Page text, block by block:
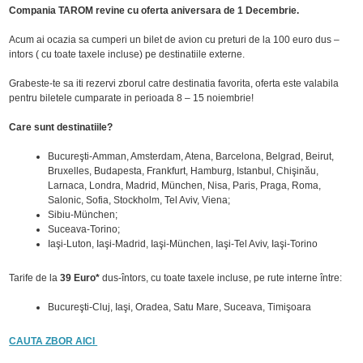
Compania TAROM revine cu oferta aniversara de 1 Decembrie.
Acum ai ocazia sa cumperi un bilet de avion cu preturi de la 100 euro dus –
intors ( cu toate taxele incluse) pe destinatiile externe.
Grabeste-te sa iti rezervi zborul catre destinatia favorita, oferta este valabila
pentru biletele cumparate in perioada 8 – 15 noiembrie!
Care sunt destinatiile?
Bucureşti-Amman, Amsterdam, Atena, Barcelona, Belgrad, Beirut,
Bruxelles, Budapesta, Frankfurt, Hamburg, Istanbul, Chişinău,
Larnaca, Londra, Madrid, München, Nisa, Paris, Praga, Roma,
Salonic, Sofia, Stockholm, Tel Aviv, Viena;
Sibiu-München;
Suceava-Torino;
Iaşi-Luton, Iaşi-Madrid, Iaşi-München, Iaşi-Tel Aviv, Iaşi-Torino
Tarife de la39 Euro* dus-întors, cu toate taxele incluse, pe rute interne între:
Bucureşti-Cluj, Iaşi, Oradea, Satu Mare, Suceava, Timişoara
CAUTA ZBOR AICI